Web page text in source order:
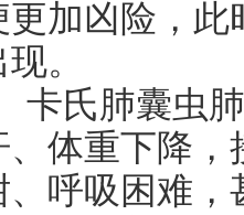
更加凶险，
。
肺囊虫肺
、体重下降
、呼吸困难，